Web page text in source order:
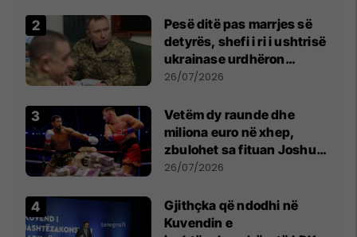
Pesë ditë pas marrjes së
detyrës, shefi i ri i ushtrisë
ukrainase urdhëron
kontroll të madh
26/07/2026
Vetëm dy raunde dhe
miliona euro në xhep,
zbulohet sa fituan Joshua
e Prenga
26/07/2026
Gjithçka që ndodhi në
Kuvendin e